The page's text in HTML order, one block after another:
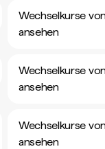
Wechselkurse
ansehen
Wechselkurse
ansehen
Wechselkurse
ansehen